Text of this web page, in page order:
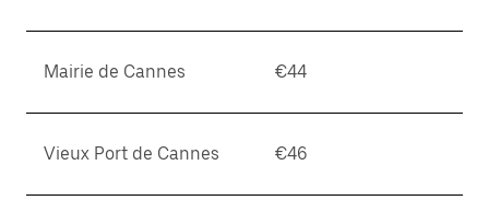
Mairie de Cannes €44
Vieux Port de Cannes €46